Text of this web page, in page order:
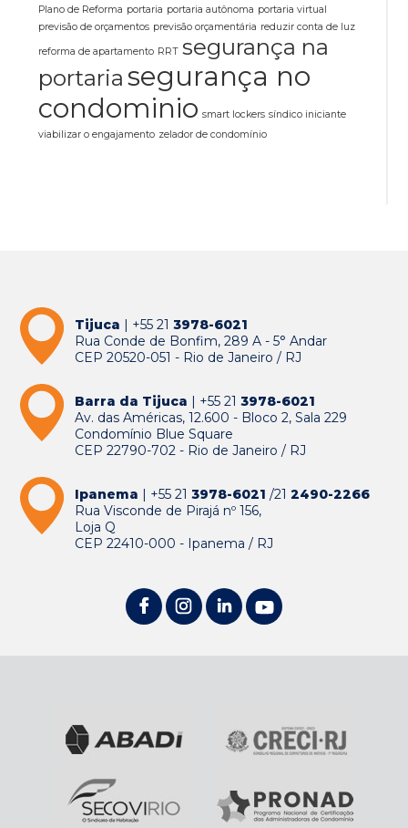
Plano de Reforma portaria portaria autônoma portaria virtual
previsão de orçamentos previsão orçamentária reduzir conta de luz
reforma de apartamento RRT segurança na
portaria segurança no
condominio smart lockers síndico iniciante
viabilizar o engajamento zelador de condomínio
Tijuca | +55 213978-6021
Rua Conde de Bonfim, 289 A - 5° Andar
CEP 20520-051 - Rio de Janeiro / RJ
Barra da Tijuca | +55 213978-6021
Av. das Américas, 12.600 - Bloco 2, Sala 229
Condomínio Blue Square
CEP 22790-702 - Rio de Janeiro / RJ
Ipanema | +55 213978-6021 /212490-2266
Rua Visconde de Pirajá nº 156,
Loja Q
CEP 22410-000 - Ipanema / RJ